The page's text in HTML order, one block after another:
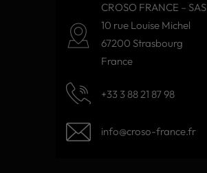
CROSO FRANCE – SAS
10 rue Louise Michel
67200 Strasbourg
France
+33 3 88 21 87 98
info@croso-france.fr